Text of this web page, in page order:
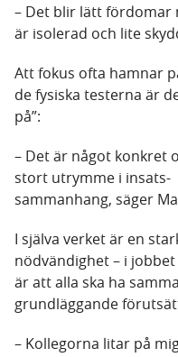
– Det blir lätt fördomar
är isolerad och lite
Att fokus ofta hamnar
de fysiska testerna är
på”:
– Det är något konkret
stort utrymme i insats-
sammanhang, säger
I själva verket är en
nödvändighet – i
är att alla ska ha
grundläggande
– Kollegorna litar på